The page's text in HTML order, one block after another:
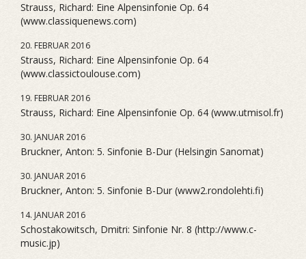
Strauss, Richard: Eine Alpensinfonie Op. 64
(www.classiquenews.com)
20. FEBRUAR 2016
Strauss, Richard: Eine Alpensinfonie Op. 64
(www.classictoulouse.com)
19. FEBRUAR 2016
Strauss, Richard: Eine Alpensinfonie Op. 64 (www.utmisol.fr)
30. JANUAR 2016
Bruckner, Anton: 5. Sinfonie B-Dur (Helsingin Sanomat)
30. JANUAR 2016
Bruckner, Anton: 5. Sinfonie B-Dur (www2.rondolehti.fi)
14. JANUAR 2016
Schostakowitsch, Dmitri: Sinfonie Nr. 8 (http://www.c-
music.jp)